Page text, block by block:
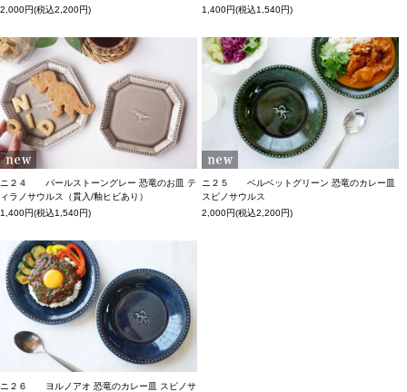
2,000円(税込2,200円)
1,400円(税込1,540円)
ニ２４ パールストーングレー 恐竜のお皿 テ
ィラノサウルス（貫入/釉ヒビあり）
1,400円(税込1,540円)
ニ２５ ベルベットグリーン 恐竜のカレー皿
スピノサウルス
2,000円(税込2,200円)
ニ２６ ヨルノアオ 恐竜のカレー皿 スピノサ